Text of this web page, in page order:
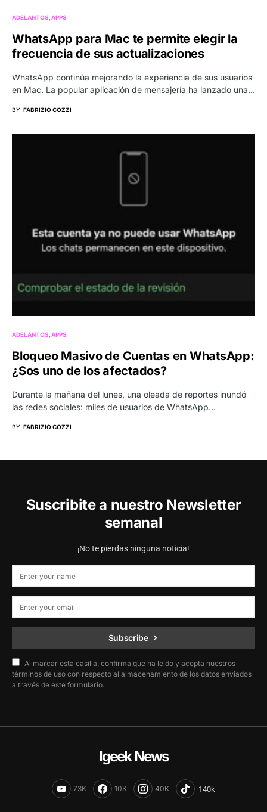
ADELANTOS APPS
WhatsApp para Mac te permite elegir la
frecuencia de sus actualizaciones
WhatsApp continúa mejorando la experiencia de sus usuarios
en Mac. La popular aplicación de mensajería ha lanzado una…
BY FABRIZIO COZZI
ADELANTOS APPS
Bloqueo Masivo de Cuentas en WhatsApp:
¿Sos uno de los afectados?
Durante la mañana del lunes, una oleada de reportes inundó
las redes sociales: miles de usuarios de WhatsApp…
BY FABRIZIO COZZI
Suscribite a nuestro Newsletter
semanal
¡No te pierdas ninguna noticia!
Subscribe
Al marcar esta casilla, confirma que ha leído y acepta nuestros
términos de uso con respecto al almacenamiento de los datos enviados
a través de este formulario.
Igeek News
73K 10K 40K